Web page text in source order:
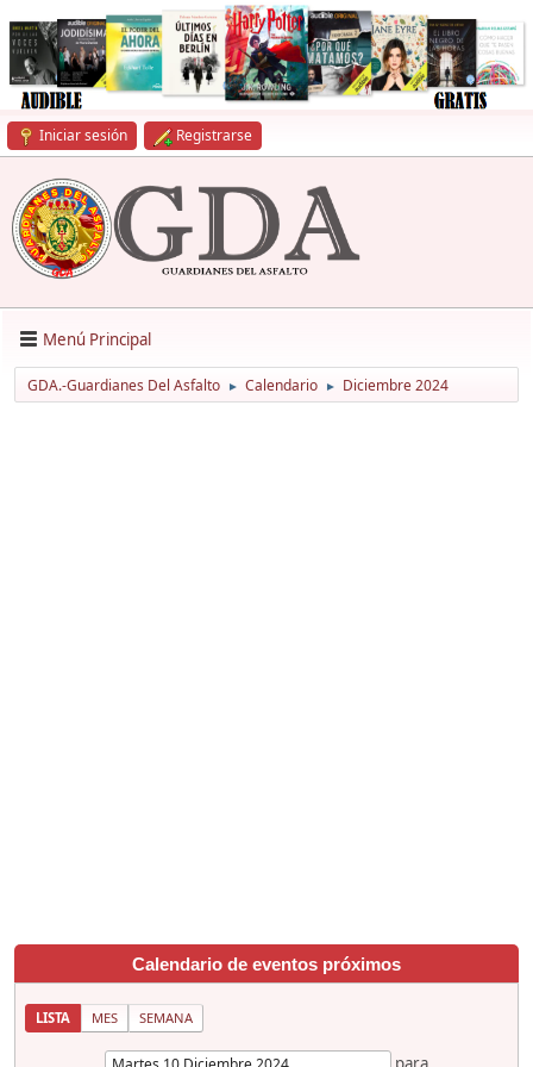
Iniciar sesión Registrarse
Menú Principal
GDA.-Guardianes Del Asfalto ► Calendario ► Diciembre 2024
Calendario de eventos próximos
LISTA MES SEMANA